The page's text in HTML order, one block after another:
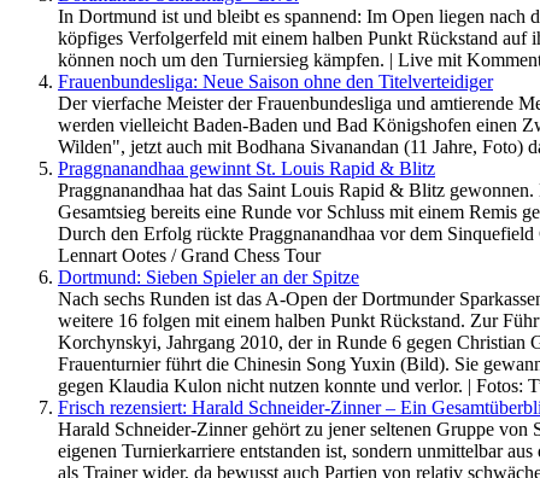
In Dortmund ist und bleibt es spannend: Im Open liegen nach
köpfiges Verfolgerfeld mit einem halben Punkt Rückstand
können noch um den Turniersieg kämpfen. | Live mit
Frauenbundesliga: Neue Saison ohne den Titelverteidiger
Der vierfache Meister der Frauenbundesliga und amtierende
werden vielleicht Baden-Baden und Bad Königshofen einen
Wilden", jetzt auch mit Bodhana Sivanandan (11 Jahre, Foto)
Praggnanandhaa gewinnt St. Louis Rapid & Blitz
Praggnanandhaa hat das Saint Louis Rapid & Blitz
Gesamtsieg bereits eine Runde vor Schluss mit einem Remis
Durch den Erfolg rückte Praggnanandhaa vor dem
Lennart Ootes / Grand Chess Tour
Dortmund: Sieben Spieler an der Spitze
Nach sechs Runden ist das A-Open der Dortmunder
weitere 16 folgen mit einem halben Punkt Rückstand. Zur
Korchynskyi, Jahrgang 2010, der in Runde 6 gegen
Frauenturnier führt die Chinesin Song Yuxin (Bild). Sie
gegen Klaudia Kulon nicht nutzen konnte und verlor. | Fotos:
Frisch rezensiert: Harald Schneider-Zinner – Ein
Harald Schneider-Zinner gehört zu jener seltenen Gruppe
eigenen Turnierkarriere entstanden ist, sondern unmittelbar
als Trainer wider, da bewusst auch Partien von relativ